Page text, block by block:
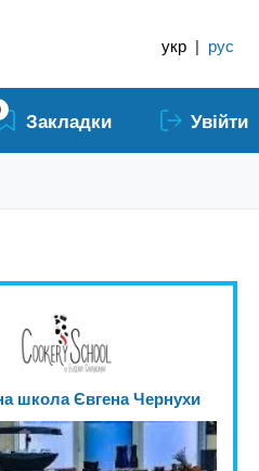
укр | рус
Закладки Увійти
школа Євгена Чернухи